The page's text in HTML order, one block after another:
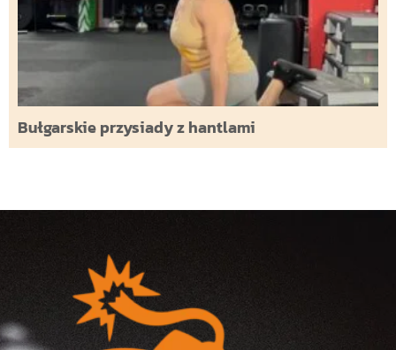
Bułgarskie przysiady z hantlami